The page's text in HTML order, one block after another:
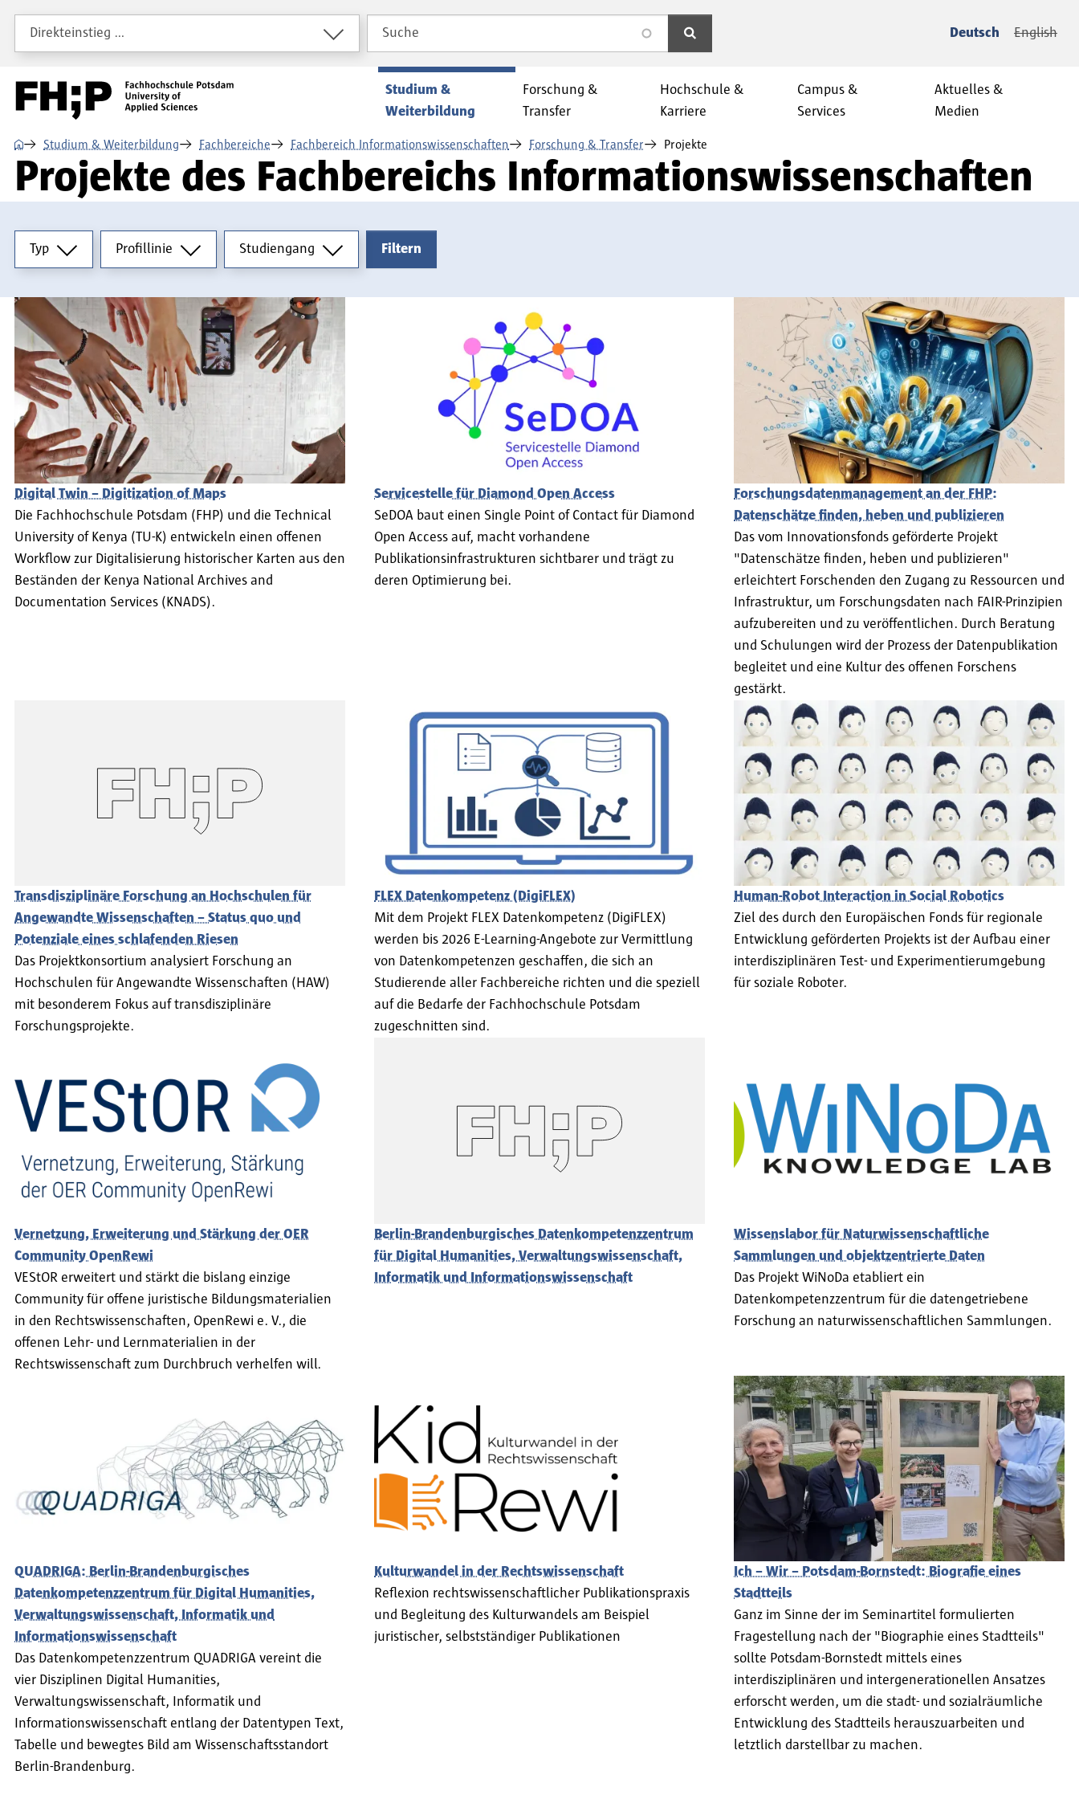
Direkt zum Inhalt
Direkt zur Hauptnavigation
Direkt zum Fußbereich
Direkteinstieg …
Suche
search Deutsch English
Studium &
Weiterbildung
Forschung &
Transfer
Hochschule &
Karriere
Campus &
Services
Aktuelles &
Medien
⌂ Studium & Weiterbildung Fachbereiche Fachbereich Informationswissenschaften Forschung & Transfer Projekte
Projekte des Fachbereichs Informationswissenschaften
Typ
Typ
Profillinie
Profillinie
Studiengang
Studiengang Filtern
Digital Twin – Digitization of Maps
Die Fachhochschule Potsdam (FHP) und die Technical
University of Kenya (TU-K) entwickeln einen offenen
Workflow zur Digitalisierung historischer Karten aus den
Beständen der Kenya National Archives and
Documentation Services (KNADS).
Servicestelle für Diamond Open Access
SeDOA baut einen Single Point of Contact für Diamond
Open Access auf, macht vorhandene
Publikationsinfrastrukturen sichtbarer und trägt zu
deren Optimierung bei.
Forschungsdatenmanagement an der FHP:
Datenschätze finden, heben und publizieren
Das vom Innovationsfonds geförderte Projekt
"Datenschätze finden, heben und publizieren"
erleichtert Forschenden den Zugang zu Ressourcen und
Infrastruktur, um Forschungsdaten nach FAIR-Prinzipien
aufzubereiten und zu veröffentlichen. Durch Beratung
und Schulungen wird der Prozess der Datenpublikation
begleitet und eine Kultur des offenen Forschens
gestärkt.
Transdisziplinäre Forschung an Hochschulen für
Angewandte Wissenschaften – Status quo und
Potenziale eines schlafenden Riesen
Das Projektkonsortium analysiert Forschung an
Hochschulen für Angewandte Wissenschaften (HAW)
mit besonderem Fokus auf transdisziplinäre
Forschungsprojekte.
FLEX Datenkompetenz (DigiFLEX)
Mit dem Projekt FLEX Datenkompetenz (DigiFLEX)
werden bis 2026 E-Learning-Angebote zur Vermittlung
von Datenkompetenzen geschaffen, die sich an
Studierende aller Fachbereiche richten und die speziell
auf die Bedarfe der Fachhochschule Potsdam
zugeschnitten sind.
Human-Robot Interaction in Social Robotics
Ziel des durch den Europäischen Fonds für regionale
Entwicklung geförderten Projekts ist der Aufbau einer
interdisziplinären Test- und Experimentierumgebung
für soziale Roboter.
Vernetzung, Erweiterung und Stärkung der OER
Community OpenRewi
VEStOR erweitert und stärkt die bislang einzige
Community für offene juristische Bildungsmaterialien
in den Rechtswissenschaften, OpenRewi e. V., die
offenen Lehr- und Lernmaterialien in der
Rechtswissenschaft zum Durchbruch verhelfen will.
Berlin-Brandenburgisches Datenkompetenzzentrum
für Digital Humanities, Verwaltungswissenschaft,
Informatik und Informationswissenschaft
Wissenslabor für Naturwissenschaftliche
Sammlungen und objektzentrierte Daten
Das Projekt WiNoDa etabliert ein
Datenkompetenzzentrum für die datengetriebene
Forschung an naturwissenschaftlichen Sammlungen.
QUADRIGA: Berlin-Brandenburgisches
Datenkompetenzzentrum für Digital Humanities,
Verwaltungswissenschaft, Informatik und
Informationswissenschaft
Das Datenkompetenzzentrum QUADRIGA vereint die
vier Disziplinen Digital Humanities,
Verwaltungswissenschaft, Informatik und
Informationswissenschaft entlang der Datentypen Text,
Tabelle und bewegtes Bild am Wissenschaftsstandort
Berlin-Brandenburg.
Kulturwandel in der Rechtswissenschaft
Reflexion rechtswissenschaftlicher Publikationspraxis
und Begleitung des Kulturwandels am Beispiel
juristischer, selbstständiger Publikationen
Ich – Wir – Potsdam-Bornstedt: Biografie eines
Stadtteils
Ganz im Sinne der im Seminartitel formulierten
Fragestellung nach der "Biographie eines Stadtteils"
sollte Potsdam-Bornstedt mittels eines
interdisziplinären und intergenerationellen Ansatzes
erforscht werden, um die stadt- und sozialräumliche
Entwicklung des Stadtteils herauszuarbeiten und
letztlich darstellbar zu machen.